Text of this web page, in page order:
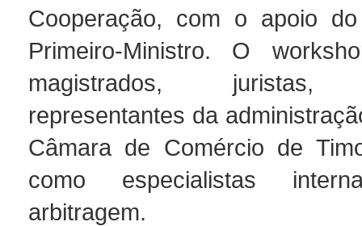
Cooperação, com o apoio
Primeiro-Ministro. O
magistrados, juristas,
representantes da
Câmara de Comércio de
como especialistas
arbitragem.